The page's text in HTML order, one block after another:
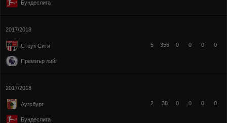
Бундеслига
2017/2018
Стоук Сити
Премиър лийг
5 356 0 0 0 0
2017/2018
Аугсбург
Бундеслига
2 38 0 0 0 0